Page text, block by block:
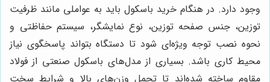
وجود دارد. در هنگام خرید باسکول باید به عواملی مانند ظرفیت
توزین، جنس صفحه توزین، نوع نمایشگر، سیستم حفاظتی و
نحوه نصب توجه ویژه‌ای شود تا دستگاه بتواند پاسخگوی نیاز
محیط کاری باشد. بسیاری از مدل‌های باسکول صنعتی از فولاد
مقاوم ساخته شده‌اند تا تحمل وزن‌های بالا و شرایط سخت